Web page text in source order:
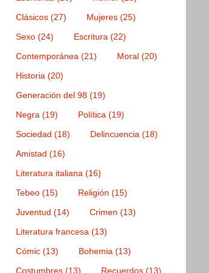
Clásicos (27) Mujeres (25)
Sexo (24) Escritura (22)
Contemporánea (21) Moral (20)
Historia (20)
Generación del 98 (19)
Negra (19) Política (19)
Sociedad (18) Delincuencia (18)
Amistad (16)
Literatura italiana (16)
Tebeo (15) Religión (15)
Juventud (14) Crimen (13)
Literatura francesa (13)
Cómic (13) Bohemia (13)
Costumbres (13) Recuerdos (13)